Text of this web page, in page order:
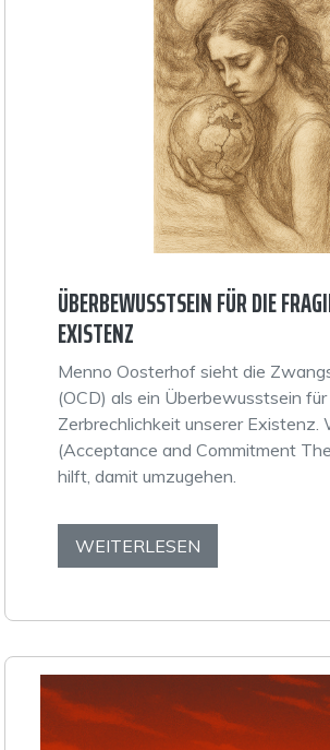
ÜBERBEWUSSTSEIN FÜR DIE
EXISTENZ
Menno Oosterhof sieht die
(OCD) als ein Überbewusstsein für
Zerbrechlichkeit unserer Existenz.
(Acceptance and Commitment
hilft, damit umzugehen.
WEITERLESEN